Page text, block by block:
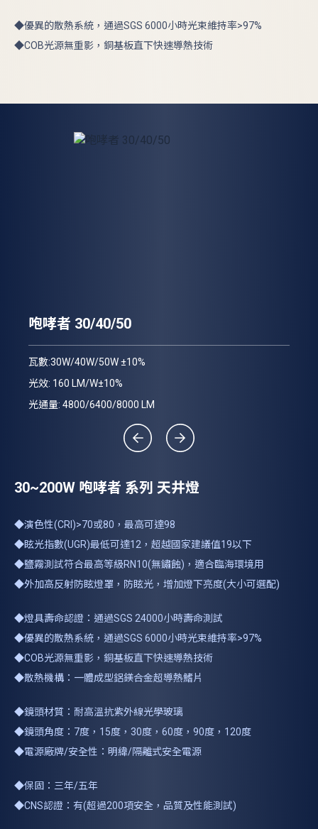
◆優異的散熱系統，通過SGS 6000小時光束維持率>97%
◆COB光源無重影，銅基板直下快速導熱技術
咆哮者 30/40/50
瓦數:30W/40W/50W ±10%
光效: 160 LM/W±10%
光通量: 4800/6400/8000 LM
30~200W 咆哮者 系列 天井燈
◆演色性(CRI)>70或80，最高可達98
◆眩光指數(UGR)最低可達12，超越國家建議值19以下
◆鹽霧測試符合最高等級RN10(無鏽蝕)，適合臨海環境用
◆外加高反射防眩燈罩，防眩光，增加燈下亮度(大小可選配)
◆燈具壽命認證：通過SGS 24000小時壽命測試
◆優異的散熱系統，通過SGS 6000小時光束維持率>97%
◆COB光源無重影，銅基板直下快速導熱技術
◆散熱機構：一體成型鋁鎂合金超導熱鰭片
◆鏡頭材質：耐高溫抗紫外線光學玻璃
◆鏡頭角度：7度，15度，30度，60度，90度，120度
◆電源廠牌/安全性：明緯/隔離式安全電源
◆保固：三年/五年
◆CNS認證：有(超過200項安全，品質及性能測試)